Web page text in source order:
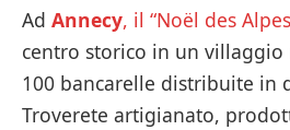
Ad Annecy, il “Noël des
centro storico in un
100 bancarelle distribuite in
Troverete artigianato,